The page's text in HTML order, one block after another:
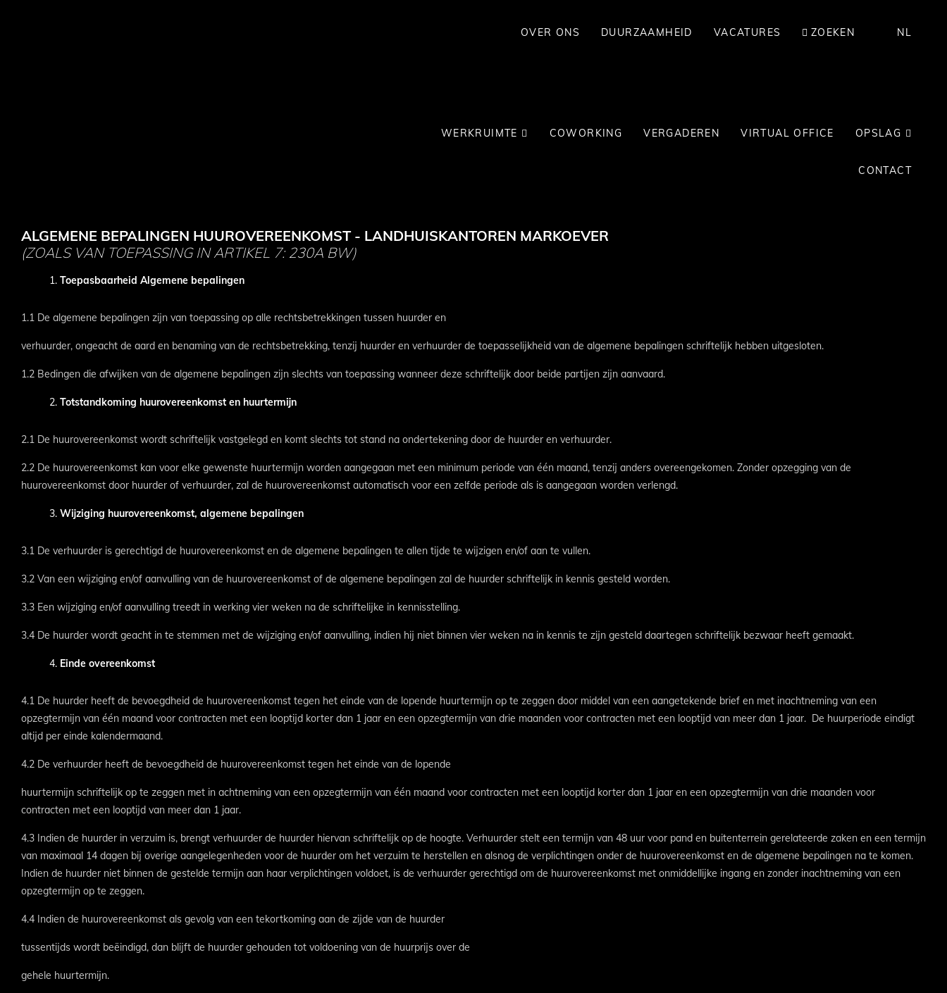
OVER ONS DUURZAAMHEID VACATURES ZOEKEN NL
WERKRUIMTE COWORKING VERGADEREN VIRTUAL OFFICE OPSLAG
CONTACT
ALGEMENE BEPALINGEN HUUROVEREENKOMST - LANDHUISKANTOREN MARKOEVER
(ZOALS VAN TOEPASSING IN ARTIKEL 7: 230A BW)
Toepasbaarheid Algemene bepalingen
1.1 De algemene bepalingen zijn van toepassing op alle rechtsbetrekkingen tussen huurder en
verhuurder, ongeacht de aard en benaming van de rechtsbetrekking, tenzij huurder en verhuurder de toepasselijkheid van de algemene bepalingen schriftelijk hebben uitgesloten.
1.2 Bedingen die afwijken van de algemene bepalingen zijn slechts van toepassing wanneer deze schriftelijk door beide partijen zijn aanvaard.
Totstandkoming huurovereenkomst en huurtermijn
2.1 De huurovereenkomst wordt schriftelijk vastgelegd en komt slechts tot stand na ondertekening door de huurder en verhuurder.
2.2 De huurovereenkomst kan voor elke gewenste huurtermijn worden aangegaan met een minimum periode van één maand, tenzij anders overeengekomen. Zonder opzegging van de
huurovereenkomst door huurder of verhuurder, zal de huurovereenkomst automatisch voor een zelfde periode als is aangegaan worden verlengd.
Wijziging huurovereenkomst, algemene bepalingen
3.1 De verhuurder is gerechtigd de huurovereenkomst en de algemene bepalingen te allen tijde te wijzigen en/of aan te vullen.
3.2 Van een wijziging en/of aanvulling van de huurovereenkomst of de algemene bepalingen zal de huurder schriftelijk in kennis gesteld worden.
3.3 Een wijziging en/of aanvulling treedt in werking vier weken na de schriftelijke in kennisstelling.
3.4 De huurder wordt geacht in te stemmen met de wijziging en/of aanvulling, indien hij niet binnen vier weken na in kennis te zijn gesteld daartegen schriftelijk bezwaar heeft gemaakt.
Einde overeenkomst
4.1 De huurder heeft de bevoegdheid de huurovereenkomst tegen het einde van de lopende huurtermijn op te zeggen door middel van een aangetekende brief en met inachtneming van een
opzegtermijn van één maand voor contracten met een looptijd korter dan 1 jaar en een opzegtermijn van drie maanden voor contracten met een looptijd van meer dan 1 jaar. De huurperiode eindigt
altijd per einde kalendermaand.
4.2 De verhuurder heeft de bevoegdheid de huurovereenkomst tegen het einde van de lopende
huurtermijn schriftelijk op te zeggen met in achtneming van een opzegtermijn van één maand voor contracten met een looptijd korter dan 1 jaar en een opzegtermijn van drie maanden voor
contracten met een looptijd van meer dan 1 jaar.
4.3 Indien de huurder in verzuim is, brengt verhuurder de huurder hiervan schriftelijk op de hoogte. Verhuurder stelt een termijn van 48 uur voor pand en buitenterrein gerelateerde zaken en een termijn
van maximaal 14 dagen bij overige aangelegenheden voor de huurder om het verzuim te herstellen en alsnog de verplichtingen onder de huurovereenkomst en de algemene bepalingen na te komen.
Indien de huurder niet binnen de gestelde termijn aan haar verplichtingen voldoet, is de verhuurder gerechtigd om de huurovereenkomst met onmiddellijke ingang en zonder inachtneming van een
opzegtermijn op te zeggen.
4.4 Indien de huurovereenkomst als gevolg van een tekortkoming aan de zijde van de huurder
tussentijds wordt beëindigd, dan blijft de huurder gehouden tot voldoening van de huurprijs over de
gehele huurtermijn.